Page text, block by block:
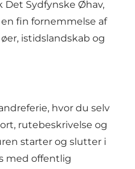
Det Sydfynske Øhav,
fin fornemmelse af
istidslandskab og
hvor du selv
rutebeskrivelse og
starter og slutter i
med offentlig